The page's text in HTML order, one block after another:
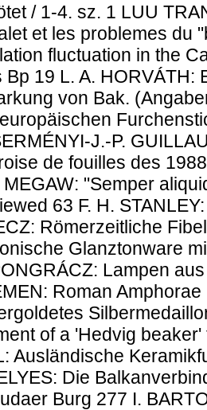
/ 1-4. sz. 1 LUU
et les problemes du
fluctuation in the
Bp 19 L. A. HORVÁTH:
von Bak.
J.-P.
de fouilles des
MEGAW: "Semper
63 F. H.
Römerzeitliche
Glanztonware
Lampen
Roman
of a 'Hedvig
Ausländische
Die
Burg 277 I.